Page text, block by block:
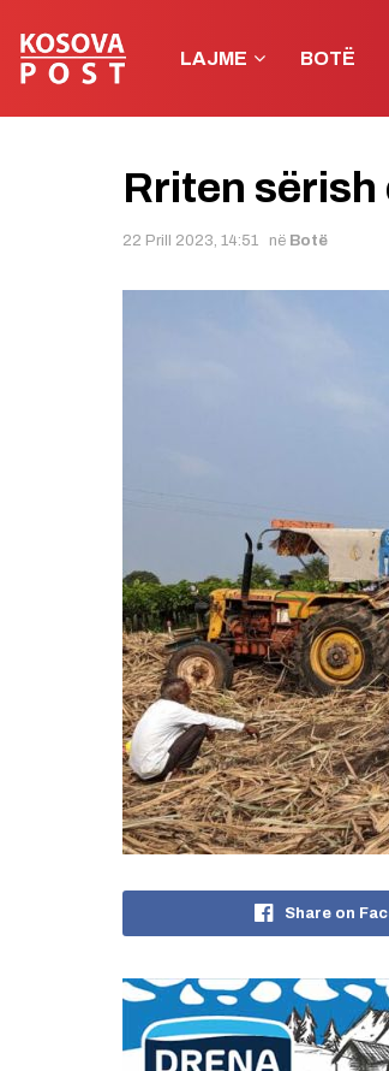
LAJME BOTË
Rriten
22 Prill 2023, 14:51 në Botë
Share on